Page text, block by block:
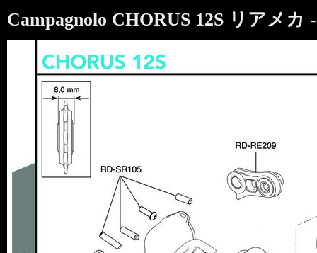
Campagnolo CHORUS 12S リアメカ